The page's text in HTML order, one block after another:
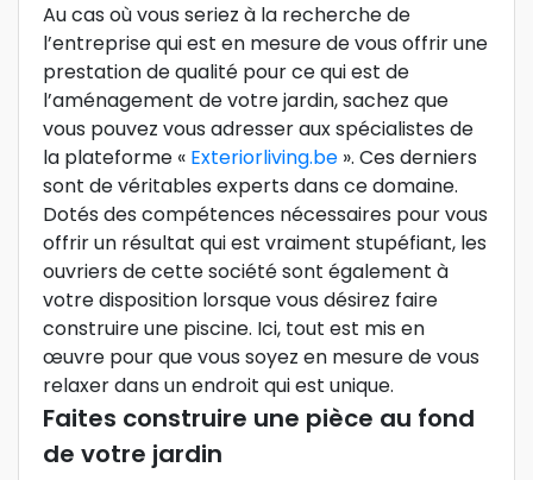
Au cas où vous seriez à la recherche de
l’entreprise qui est en mesure de vous offrir une
prestation de qualité pour ce qui est de
l’aménagement de votre jardin, sachez que
vous pouvez vous adresser aux spécialistes de
la plateforme « Exteriorliving.be ». Ces derniers
sont de véritables experts dans ce domaine.
Dotés des compétences nécessaires pour vous
offrir un résultat qui est vraiment stupéfiant, les
ouvriers de cette société sont également à
votre disposition lorsque vous désirez faire
construire une piscine. Ici, tout est mis en
œuvre pour que vous soyez en mesure de vous
relaxer dans un endroit qui est unique.
Faites construire une pièce au fond
de votre jardin